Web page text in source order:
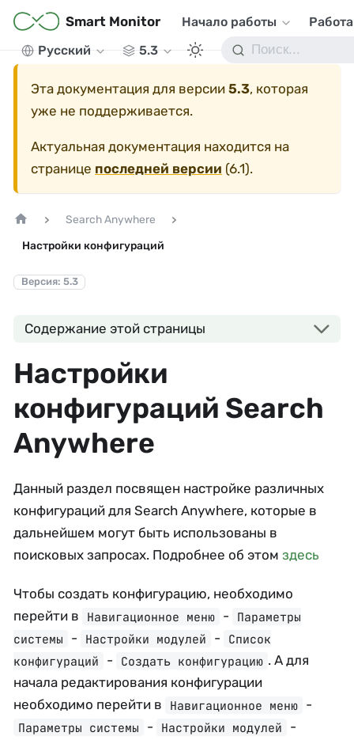
Smart Monitor Начало работы
Русский
5.3
Эта документация для версии 5.3, которая
уже не поддерживается.
Актуальная документация находится на
странице последней версии (6.1).
Search Anywhere
Настройки конфигураций
Версия: 5.3
Содержание этой страницы
Настройки
конфигураций Search
Anywhere
Данный раздел посвящен настройке различных
конфигураций для Search Anywhere, которые в
дальнейшем могут быть использованы в
поисковых запросах. Подробнее об этом здесь
Чтобы создать конфигурацию, необходимо
перейти в
Навигационное меню -
Параметры
системы
- Настройки модулей -
Список
конфигураций
- Создать конфигурацию . А для
начала редактирования конфигурации
необходимо перейти в
Навигационное меню -
Параметры системы - Настройки модулей -